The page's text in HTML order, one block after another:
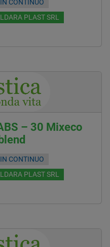
CONTINUO
PLAST SRL
– 30 Mixeco
CONTINUO
PLAST SRL